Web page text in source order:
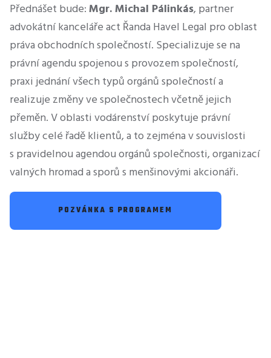
Přednášet bude:Mgr. Michal Pálinkás, partner
advokátní kanceláře act Řanda Havel Legal pro oblast
práva obchodních společností. Specializuje se na
právní agendu spojenou s provozem společností,
praxi jednání všech typů orgánů společností a
realizuje změny ve společnostech včetně jejich
přeměn. V oblasti vodárenství poskytuje právní
služby celé řadě klientů, a to zejména v souvislosti
s pravidelnou agendou orgánů společnosti, organizací
valných hromad a sporů s menšinovými akcionáři.
POZVÁNKA S PROGRAMEM